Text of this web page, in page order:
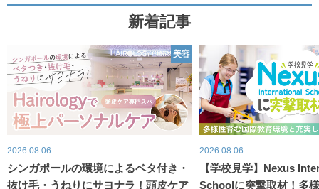
新着記事
美容
2026.08.06
シンガポールの環境によるベタ付き・
抜け毛・うねりにサヨナラ！頭皮ケア
2026.08.06
【学校見学】Nexus
Schoolに突撃取材！多